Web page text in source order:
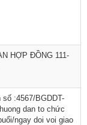
HỢP ĐỒNG 111-
:4567/BGDDT-
dan to chức
ngay doi voi giao